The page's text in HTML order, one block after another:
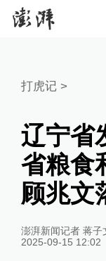
打虎记>
辽宁省
省粮食
顾兆文
澎湃新闻记者 蒋子
2025-09-15 12:02